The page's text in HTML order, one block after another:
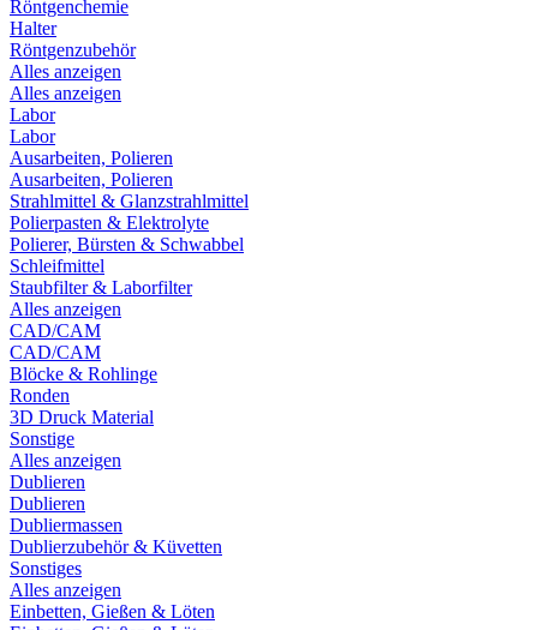
Röntgenchemie
Halter
Röntgenzubehör
Alles anzeigen
Alles anzeigen
Labor
Labor
Ausarbeiten, Polieren
Ausarbeiten, Polieren
Strahlmittel & Glanzstrahlmittel
Polierpasten & Elektrolyte
Polierer, Bürsten & Schwabbel
Schleifmittel
Staubfilter & Laborfilter
Alles anzeigen
CAD/CAM
CAD/CAM
Blöcke & Rohlinge
Ronden
3D Druck Material
Sonstige
Alles anzeigen
Dublieren
Dublieren
Dubliermassen
Dublierzubehör & Küvetten
Sonstiges
Alles anzeigen
Einbetten, Gießen & Löten